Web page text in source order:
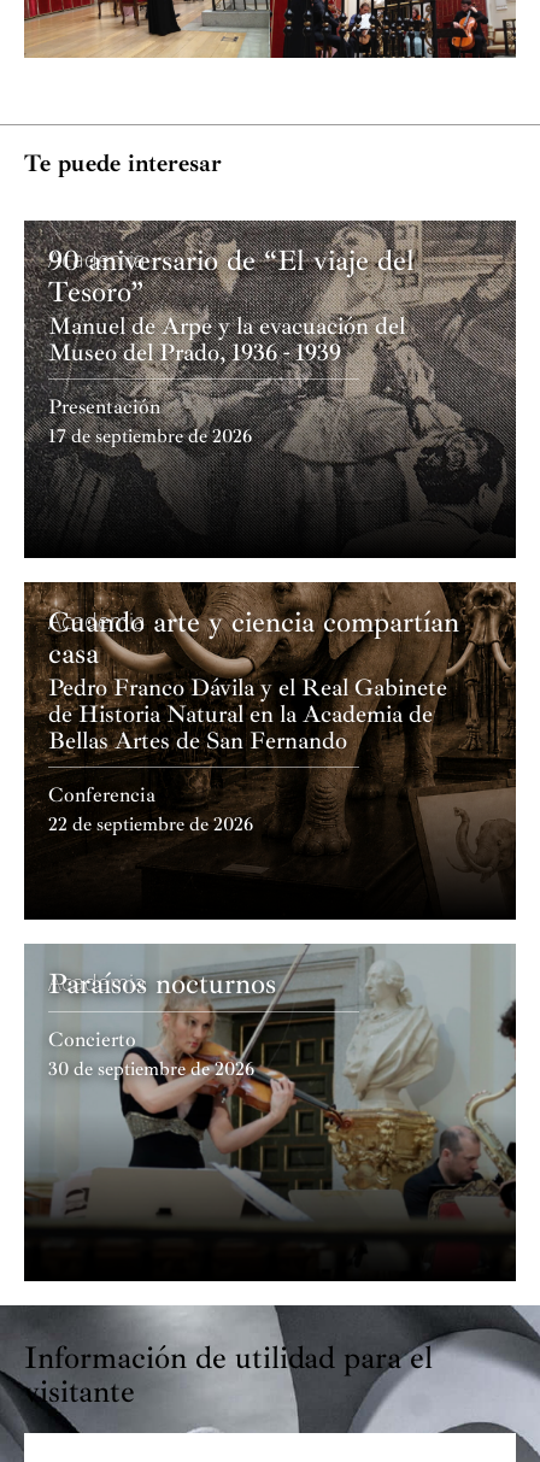
Te puede interesar
Academia
90 aniversario de “El viaje del
Tesoro”
Manuel de Arpe y la evacuación del
Museo del Prado, 1936 - 1939
Presentación
17 de septiembre de 2026
Academia
Cuando arte y ciencia compartían
casa
Pedro Franco Dávila y el Real Gabinete
de Historia Natural en la Academia de
Bellas Artes de San Fernando
Conferencia
22 de septiembre de 2026
Academia
Paraísos nocturnos
Concierto
30 de septiembre de 2026
Información de utilidad para el
visitante